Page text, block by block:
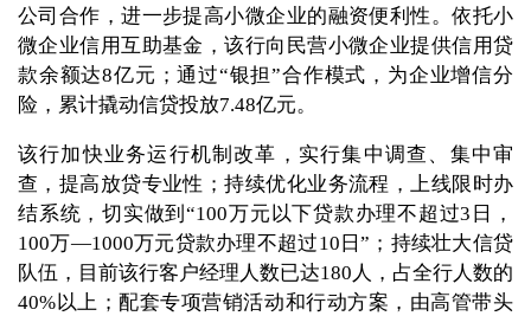
公司合作，进一步提高小微企业的融资便利性。依托小
微企业信用互助基金，该行向民营小微企业提供信用贷
款余额达8亿元；通过“银担”合作模式，为企业增信分
险，累计撬动信贷投放7.48亿元。
该行加快业务运行机制改革，实行集中调查、集中审
查，提高放贷专业性；持续优化业务流程，上线限时办
结系统，切实做到“100万元以下贷款办理不超过3日，
100万—1000万元贷款办理不超过10日”；持续壮大信贷
队伍，目前该行客户经理人数已达180人，占全行人数的
40%以上；配套专项营销活动和行动方案，由高管带头